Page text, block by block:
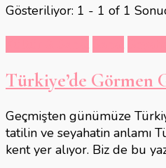
Gösteriliyor: 1 - 1 of 1
Türkiye’de Görmen
Geçmişten günümüze
tatilin ve seyahatin anlamı
kent yer alıyor. Biz de bu